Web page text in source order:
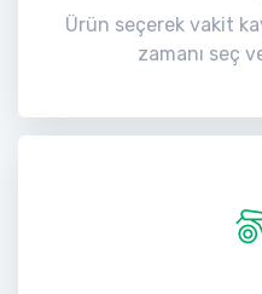
Ürün seçerek vakit
zamanı seç